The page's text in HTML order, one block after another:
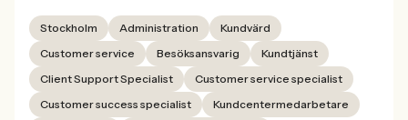
Stockholm Administration
Kundvärd
Customer service
Besöksansvarig
Kundtjänst
Client Support Specialist
Customer service specialist
Customer success specialist
Kundcentermedarbetare